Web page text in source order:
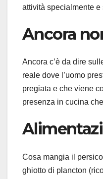
attività specialmente e
Ancora
Ancora c’è da dire
reale dove l’uomo
pregiata e che viene
presenza in cucina
Cosa mangia il
ghiotto di plancton